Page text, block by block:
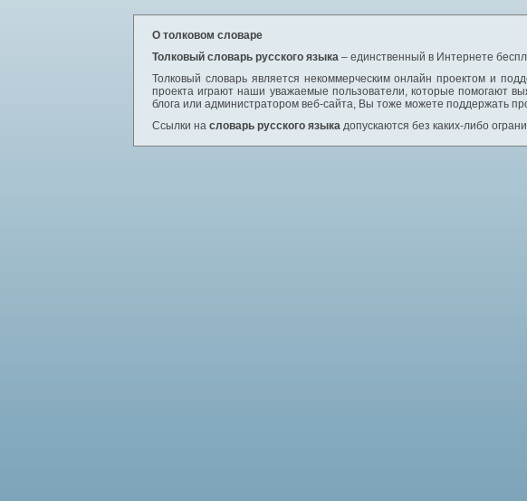
О толковом словаре
Толковый словарь русского языка – единственный в Интернете
Толковый словарь является некоммерческим онлайн проектом и
проекта играют наши уважаемые пользователи, которые помогают
блога или администратором веб-сайта, Вы тоже можете поддержать
Ссылки на словарь русского языка допускаются без каких-либо